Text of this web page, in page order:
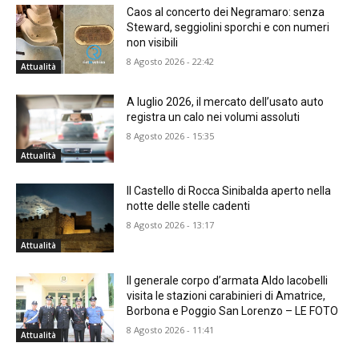
Attualità
Caos al concerto dei Negramaro: senza
Steward, seggiolini sporchi e con numeri
non visibili
8 Agosto 2026 - 22:42
Attualità
A luglio 2026, il mercato dell’usato auto
registra un calo nei volumi assoluti
8 Agosto 2026 - 15:35
Attualità
Il Castello di Rocca Sinibalda aperto nella
notte delle stelle cadenti
8 Agosto 2026 - 13:17
Attualità
Il generale corpo d’armata Aldo Iacobelli
visita le stazioni carabinieri di Amatrice,
Borbona e Poggio San Lorenzo – LE FOTO
8 Agosto 2026 - 11:41